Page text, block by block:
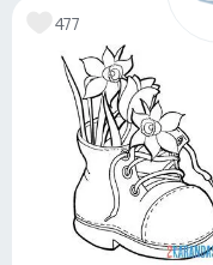
477